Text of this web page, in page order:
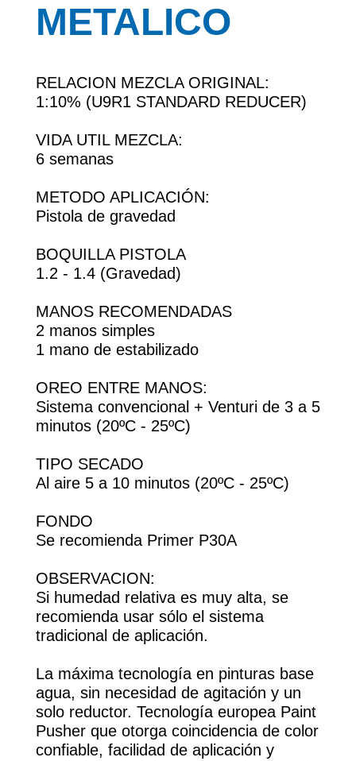
METALICO
RELACION MEZCLA ORIGINAL:
1:10% (U9R1 STANDARD REDUCER)
VIDA UTIL MEZCLA:
6 semanas
METODO APLICACIÓN:
Pistola de gravedad
BOQUILLA PISTOLA
1.2 - 1.4 (Gravedad)
MANOS RECOMENDADAS
2 manos simples
1 mano de estabilizado
OREO ENTRE MANOS:
Sistema convencional + Venturi de 3 a 5
minutos (20ºC - 25ºC)
TIPO SECADO
Al aire 5 a 10 minutos (20ºC - 25ºC)
FONDO
Se recomienda Primer P30A
OBSERVACION:
Si humedad relativa es muy alta, se
recomienda usar sólo el sistema
tradicional de aplicación.
La máxima tecnología en pinturas base
agua, sin necesidad de agitación y un
solo reductor. Tecnología europea Paint
Pusher que otorga coincidencia de color
confiable, facilidad de aplicación y